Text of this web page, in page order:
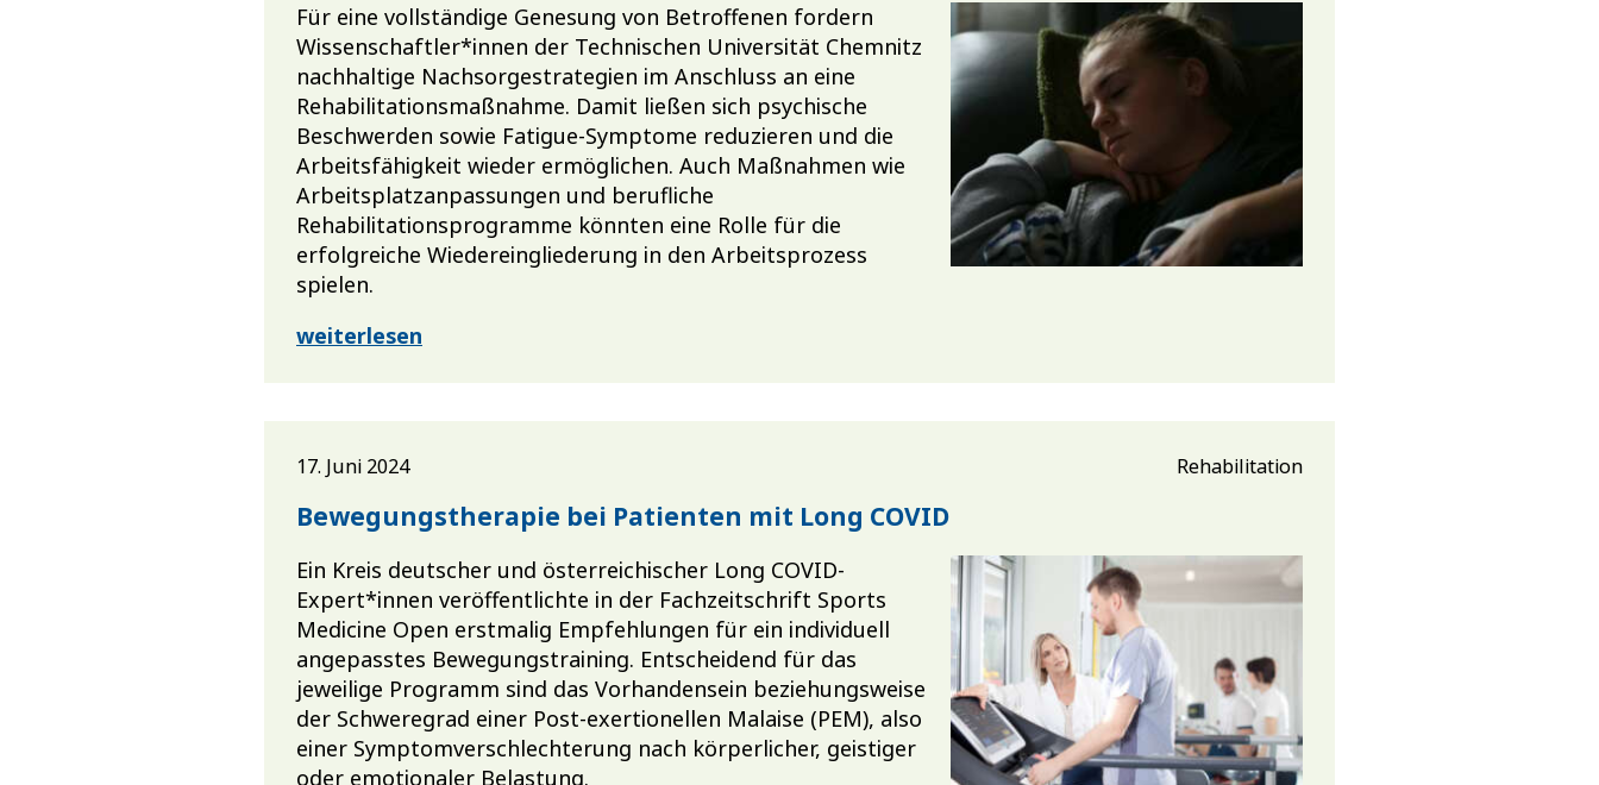
Für eine vollständige Genesung von Betroffenen fordern
Wissenschaftler*innen der Technischen Universität Chemnitz
nachhaltige Nachsorgestrategien im Anschluss an eine
Rehabilitationsmaßnahme. Damit ließen sich psychische
Beschwerden sowie Fatigue-Symptome reduzieren und die
Arbeitsfähigkeit wieder ermöglichen. Auch Maßnahmen wie
Arbeitsplatzanpassungen und berufliche
Rehabilitationsprogramme könnten eine Rolle für die
erfolgreiche Wiedereingliederung in den Arbeitsprozess
spielen.
weiterlesen
17. Juni 2024 Rehabilitation
Bewegungstherapie bei Patienten mit Long COVID
Ein Kreis deutscher und österreichischer Long COVID-
Expert*innen veröffentlichte in der Fachzeitschrift Sports
Medicine Open erstmalig Empfehlungen für ein individuell
angepasstes Bewegungstraining. Entscheidend für das
jeweilige Programm sind das Vorhandensein beziehungsweise
der Schweregrad einer Post-exertionellen Malaise (PEM), also
einer Symptomverschlechterung nach körperlicher, geistiger
oder emotionaler Belastung.